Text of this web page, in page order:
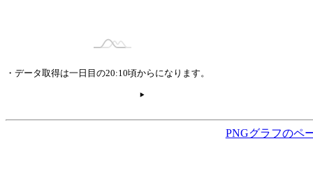
・データ取得は一日目の20:10頃からになります。
PNGグラフのペ